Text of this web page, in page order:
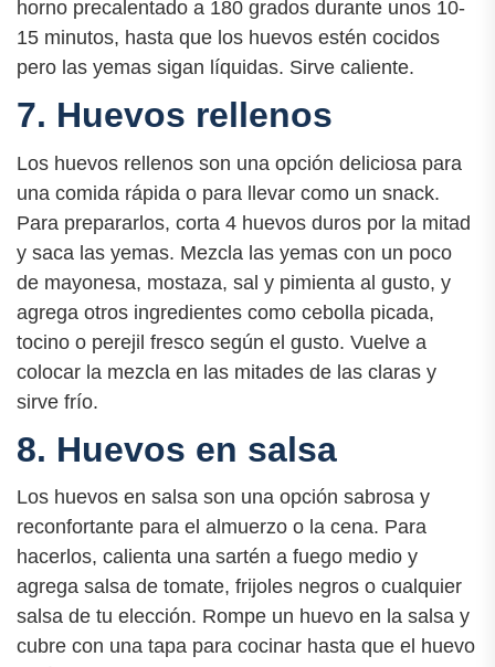
horno precalentado a 180 grados durante unos 10-
15 minutos, hasta que los huevos estén cocidos
pero las yemas sigan líquidas. Sirve caliente.
7. Huevos rellenos
Los huevos rellenos son una opción deliciosa para
una comida rápida o para llevar como un snack.
Para prepararlos, corta 4 huevos duros por la mitad
y saca las yemas. Mezcla las yemas con un poco
de mayonesa, mostaza, sal y pimienta al gusto, y
agrega otros ingredientes como cebolla picada,
tocino o perejil fresco según el gusto. Vuelve a
colocar la mezcla en las mitades de las claras y
sirve frío.
8. Huevos en salsa
Los huevos en salsa son una opción sabrosa y
reconfortante para el almuerzo o la cena. Para
hacerlos, calienta una sartén a fuego medio y
agrega salsa de tomate, frijoles negros o cualquier
salsa de tu elección. Rompe un huevo en la salsa y
cubre con una tapa para cocinar hasta que el huevo